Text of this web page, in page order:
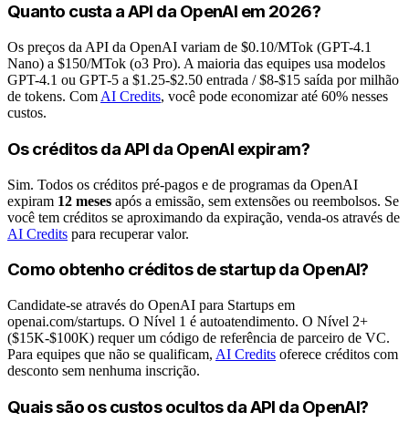
Quanto custa a API da OpenAI em 2026?
Os preços da API da OpenAI variam de $0.10/MTok (GPT-4.1
Nano) a $150/MTok (o3 Pro). A maioria das equipes usa modelos
GPT-4.1 ou GPT-5 a $1.25-$2.50 entrada / $8-$15 saída por milhão
de tokens. Com AI Credits, você pode economizar até 60% nesses
custos.
Os créditos da API da OpenAI expiram?
Sim. Todos os créditos pré-pagos e de programas da OpenAI
expiram 12 meses após a emissão, sem extensões ou reembolsos. Se
você tem créditos se aproximando da expiração, venda-os através de
AI Credits para recuperar valor.
Como obtenho créditos de startup da OpenAI?
Candidate-se através do OpenAI para Startups em
openai.com/startups. O Nível 1 é autoatendimento. O Nível 2+
($15K-$100K) requer um código de referência de parceiro de VC.
Para equipes que não se qualificam, AI Credits oferece créditos com
desconto sem nenhuma inscrição.
Quais são os custos ocultos da API da OpenAI?